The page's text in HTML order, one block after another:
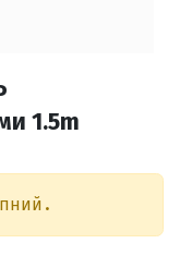
1.5m